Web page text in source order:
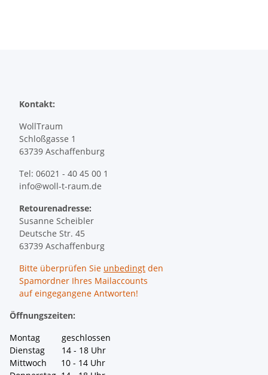
Kontakt:
WollTraum
Schloßgasse 1
63739 Aschaffenburg
Tel: 06021 - 40 45 00 1
info@woll-t-raum.de
Retourenadresse:
Susanne Scheibler
Deutsche Str. 45
63739 Aschaffenburg
Bitte überprüfen Sie unbedingt den
Spamordner Ihres Mailaccounts
auf eingegangene Antworten!
Öffnungszeiten:
Montag geschlossen
Dienstag 14 - 18 Uhr
Mittwoch 10 - 14 Uhr